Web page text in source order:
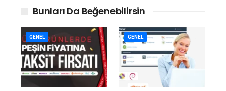
Bunları Da Beğenebilirsin
GENEL GENEL